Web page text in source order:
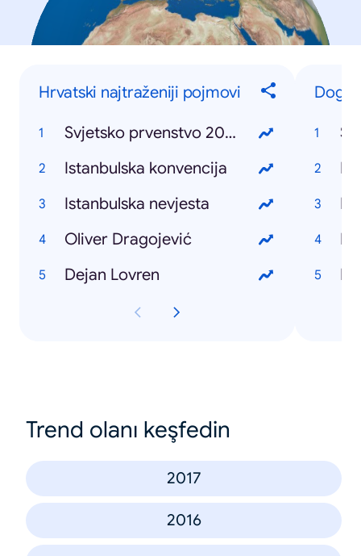
Hrvatski najtraženiji pojmovi
Svjetsko prvenstvo 2018
Istanbulska konvencija
Istanbulska nevjesta
Oliver Dragojević
Dejan Lovren
Trend olanı keşfedin
2017
2016